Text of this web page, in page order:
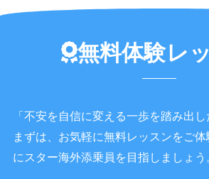
無料体験レ
「不安を自信に変える一歩を踏み出し
まずは、お気軽に無料レッスンをご
にスター海外添乗員を目指しましょう